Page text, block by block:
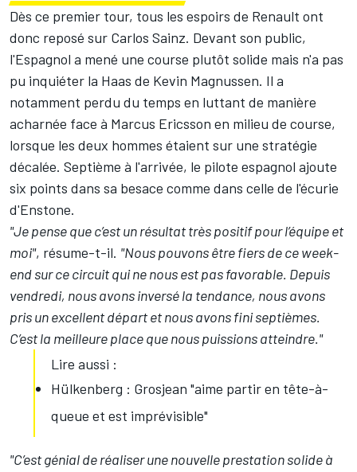
Dès ce premier tour, tous les espoirs de Renault ont
donc reposé sur Carlos Sainz. Devant son public,
l'Espagnol a mené une course plutôt solide mais n'a pas
pu inquiéter la Haas de Kevin Magnussen. Il a
notamment perdu du temps en luttant de manière
acharnée face à Marcus Ericsson en milieu de course,
lorsque les deux hommes étaient sur une stratégie
décalée. Septième à l'arrivée, le pilote espagnol ajoute
six points dans sa besace comme dans celle de l'écurie
d'Enstone.
"Je pense que c’est un résultat très positif pour l’équipe et
moi", résume-t-il. "Nous pouvons être fiers de ce week-
end sur ce circuit qui ne nous est pas favorable. Depuis
vendredi, nous avons inversé la tendance, nous avons
pris un excellent départ et nous avons fini septièmes.
C’est la meilleure place que nous puissions atteindre."
Lire aussi :
Hülkenberg : Grosjean "aime partir en tête-à-
queue et est imprévisible"
"C’est génial de réaliser une nouvelle prestation solide à